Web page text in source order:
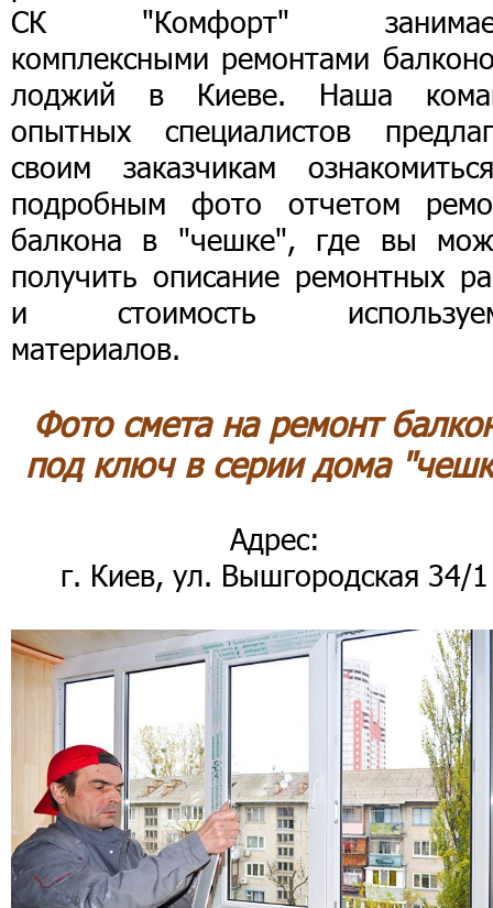
СК "Комфорт"
комплексными ремонтами
лоджий в Киеве. Наша
опытных специалистов
своим заказчикам
подробным фото отчетом
балкона в "чешке", где вы
получить описание ремонтных
и стоимость
материалов.
Фото смета на ремонт
под ключ в серии дома
Адрес:
г. Киев, ул. Вышгородская 34/1